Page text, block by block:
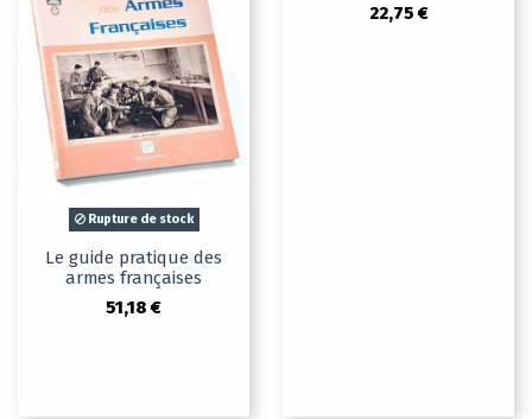
Rupture de stock
Le guide pratique des
armes françaises
51,18 €
22,75 €